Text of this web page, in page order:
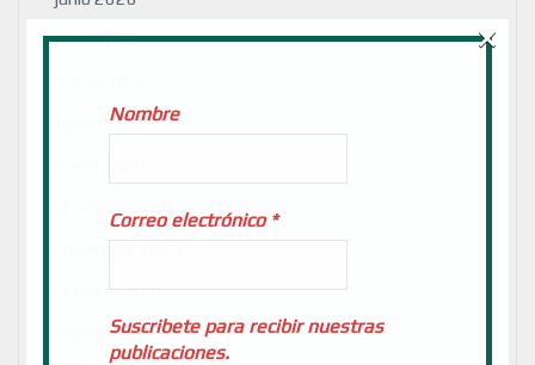
abril 2026
febrero 2026
octubre 2025
septiembre 2025
Nombre
Correo electrónico *
Suscribete para recibir nuestras
publicaciones.
×